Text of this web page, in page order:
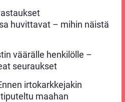
huvittavat – mihin näistä
väärälle henkilölle –
seuraukset
irtokarkkejakin
maahan